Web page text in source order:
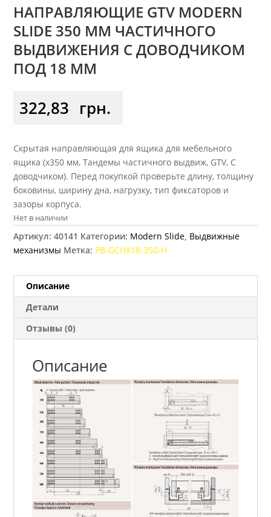
НАПРАВЛЯЮЩИЕ GTV MODERN
SLIDE 350 ММ ЧАСТИЧНОГО
ВЫДВИЖЕНИЯ С ДОВОДЧИКОМ
ПОД 18 ММ
322,83 грн.
Скрытая направляющая для ящика для мебельного
ящика (x350 мм, Тандемы частичного выдвиж, GTV, С
доводчиком). Перед покупкой проверьте длину, толщину
боковины, ширину дна, нагрузку, тип фиксаторов и
зазоры корпуса.
Нет в наличии
Артикул:40141 Категории: Modern Slide Выдвижные
механизмы Метка: PB-GCHX18-350-H
Описание
Детали
Отзывы (0)
Описание